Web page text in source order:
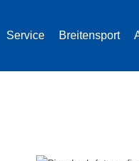
Service Breitensport